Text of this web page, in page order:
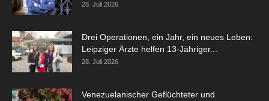
28. Juli 2026
Drei Operationen, ein Jahr, ein neues Leben:
Leipziger Ärzte helfen 13-Jähriger...
28. Juli 2026
Venezuelanischer Geflüchteter und